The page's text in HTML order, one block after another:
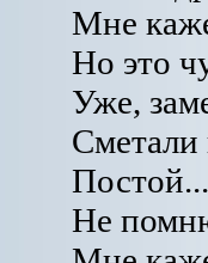
Мне
Но это
Уже,
Не